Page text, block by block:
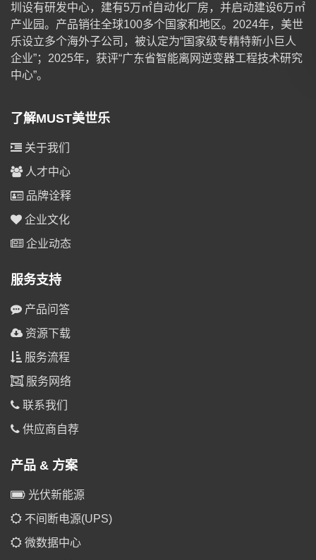
圳设有研发中心，建有5万㎡自动化厂房，并启动建设6万㎡
产业园。产品销往全球100多个国家和地区。2024年，美世
乐设立多个海外子公司，被认定为“国家级专精特新小巨人
企业”；2025年，获评“广东省智能离网逆变器工程技术研究
中心”。
了解MUST美世乐
关于我们
人才中心
品牌诠释
企业文化
企业动态
服务支持
产品问答
资源下载
服务流程
服务网络
联系我们
供应商自荐
产品 & 方案
光伏新能源
不间断电源(UPS)
微数据中心